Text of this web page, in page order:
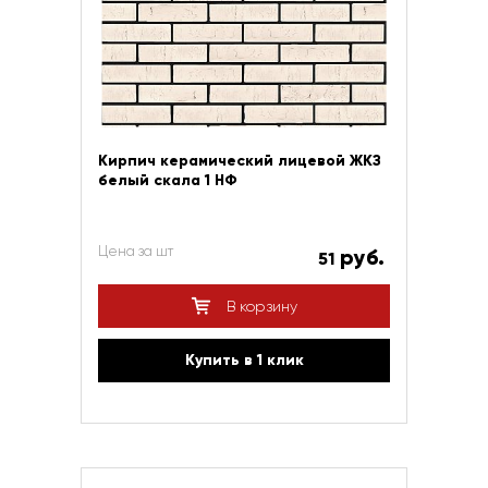
Кирпич керамический лицевой ЖКЗ
белый скала 1 НФ
Цена за шт 51 руб.
В корзину
Купить в 1 клик